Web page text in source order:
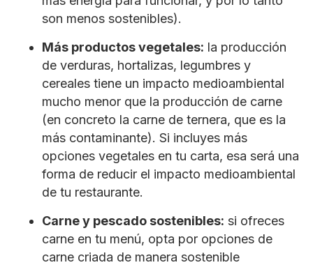
son menos sostenibles).
Más productos vegetales: la producción
de verduras, hortalizas, legumbres y
cereales tiene un impacto medioambiental
mucho menor que la producción de carne
(en concreto la carne de ternera, que es la
más contaminante). Si incluyes más
opciones vegetales en tu carta, esa será una
forma de reducir el impacto medioambiental
de tu restaurante.
Carne y pescado sostenibles: si ofreces
carne en tu menú, opta por opciones de
carne criada de manera sostenible